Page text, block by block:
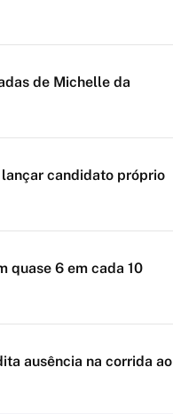
de Michelle da
candidato próprio
quase 6 em cada 10
ausência na corrida ao